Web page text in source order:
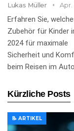
Lukas Müller Apr.
Erfahren Sie,
Zubehör für Kinder
2024 für maximale
Sicherheit und
beim Reisen im
Kürzliche Posts
📝 ARTIKEL